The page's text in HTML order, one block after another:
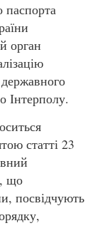
паспорта
орган
Інтерполу.
статті 23
що
посвідчують